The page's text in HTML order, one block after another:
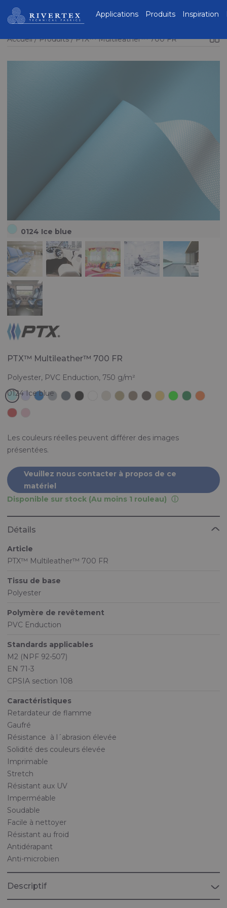
Accueil Produits PTX™ Multileather™ 700 FR
0124 Ice blue
PTX™ Multileather™ 700 FR
Polyester, PVC Enduction, 750 g/m²
Les couleurs réelles peuvent différer des images
présentées.
Veuillez nous contacter à propos de ce
matériel
Disponible sur stock (Au moins 1 rouleau)
Détails
Article
PTX™ Multileather™ 700 FR
Tissu de base
Polyester
Polymère de revêtement
PVC Enduction
Standards applicables
M2 (NPF 92-507)
EN 71-3
CPSIA section 108
Caractéristiques
Retardateur de flamme
Gaufré
Résistance à l´abrasion élevée
Solidité des couleurs élevée
Imprimable
Stretch
Résistant aux UV
Imperméable
Soudable
Facile à nettoyer
Résistant au froid
Antidérapant
Anti-microbien
Descriptif
Rivertex Technical
Fabrics Group
Applications Produits Inspiration